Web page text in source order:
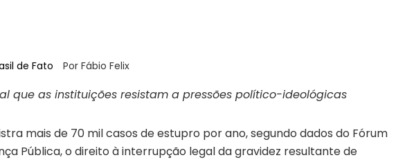
de Fato Por Fábio Felix
que as instituições resistam a pressões político-ideológicas
mais de 70 mil casos de estupro por ano, segundo dados do Fórum
Pública, o direito à interrupção legal da gravidez resultante de